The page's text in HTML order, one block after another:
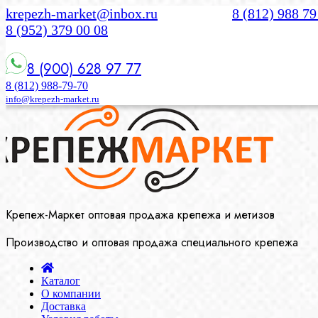
krepezh-market@inbox.ru
8 (812) 988
8 (952) 379 00 08
8 (900) 628 97 77
8 (812) 988-79-70
info@krepezh-market.ru
Крепеж-Маркет оптовая продажа крепежа и метизов
Производство и оптовая продажа специального крепежа
Каталог
О компании
Доставка